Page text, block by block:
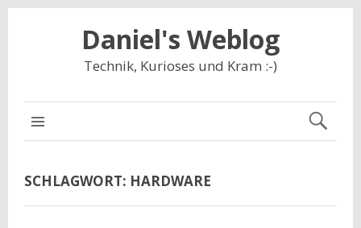
Daniel's Weblog
Technik, Kurioses und Kram :-)
SCHLAGWORT: HARDWARE